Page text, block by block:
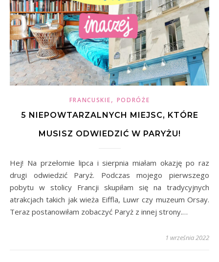
FRANCUSKIE, PODRÓŻE
5 NIEPOWTARZALNYCH MIEJSC, KTÓRE
MUSISZ ODWIEDZIĆ W PARYŻU!
Hej! Na przełomie lipca i sierpnia miałam okazję po raz
drugi odwiedzić Paryż. Podczas mojego pierwszego
pobytu w stolicy Francji skupiłam się na tradycyjnych
atrakcjach takich jak wieża Eiffla, Luwr czy muzeum Orsay.
Teraz postanowiłam zobaczyć Paryż z innej strony.…
1 września 2022